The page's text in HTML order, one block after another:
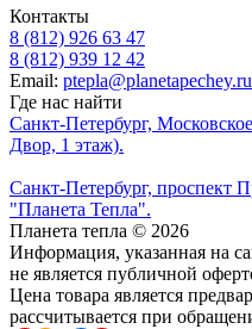
Контакты
8 (812) 926 63 47
8 (812) 939 12 42
Email: ptepla@planetapechey.ru
Где нас найти
Санкт-Петербург,
Двор, 1 этаж).
Санкт-Петербург, проспект
"Планета Тепла".
Планета тепла © 2026
Информация, указанная на
не является публичной
Цена товара является
рассчитывается при